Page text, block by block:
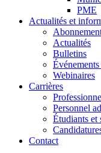
PME
Actualités et
Actualités
Bulletins
Webinaires
Carrières
Personnel
Étudiants et
Contact